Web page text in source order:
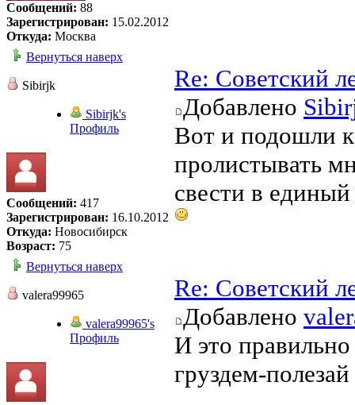
Сообщений: 88
Зарегистрирован: 15.02.2012
Откуда: Москва
Вернуться наверх
Sibirjk
Sibirjk's
Профиль
Сообщений: 417
Зарегистрирован: 16.10.2012
Откуда: Новосибирск
Возраст: 75
Re: Советский
Добавлено
Вот и подошли к
пролистывать
свести в
Вернуться наверх
valera99965
valera99965's
Профиль
Re: Советский
Добавлено
И это правильно
груздем-